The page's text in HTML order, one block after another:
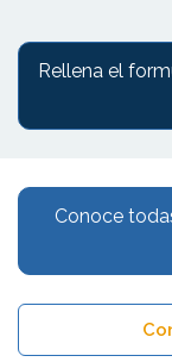
Conoce